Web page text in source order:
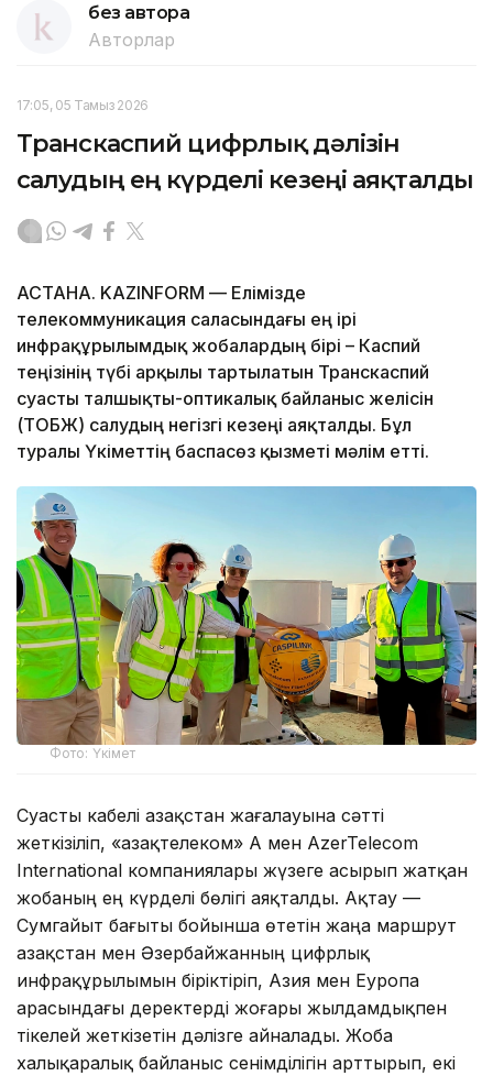
без автора
Авторлар
17:05, 05 Тамыз 2026
Транскаспий цифрлық дәлізін
салудың ең күрделі кезеңі аяқталды
АСТАНА. KAZINFORM — Елімізде
телекоммуникация саласындағы ең ірі
инфрақұрылымдық жобалардың бірі – Каспий
теңізінің түбі арқылы тартылатын Транскаспий
суасты талшықты-оптикалық байланыс желісін
(ТОБЖ) салудың негізгі кезеңі аяқталды. Бұл
туралы Үкіметтің баспасөз қызметі мәлім етті.
Фото: Үкімет
Суасты кабелі Қазақстан жағалауына сәтті
жеткізіліп, «Қазақтелеком» АҚ мен AzerTelecom
International компаниялары жүзеге асырып жатқан
жобаның ең күрделі бөлігі аяқталды. Ақтау —
Сумгайыт бағыты бойынша өтетін жаңа маршрут
Қазақстан мен Әзербайжанның цифрлық
инфрақұрылымын біріктіріп, Азия мен Еуропа
арасындағы деректерді жоғары жылдамдықпен
тікелей жеткізетін дәлізге айналады. Жоба
халықаралық байланыс сенімділігін арттырып, екі